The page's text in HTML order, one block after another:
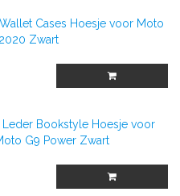
Cases Hoesje voor Moto
Zwart
Leder Bookstyle Hoesje voor
G9 Power Zwart